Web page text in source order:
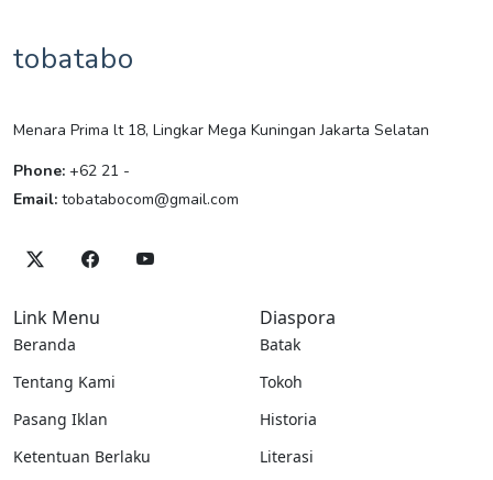
tobatabo
Menara Prima lt 18, Lingkar Mega Kuningan Jakarta Selatan
Phone: +62 21 -
Email: tobatabocom@gmail.com
Link Menu
Beranda
Tentang Kami
Pasang Iklan
Ketentuan Berlaku
Diaspora
Batak
Tokoh
Historia
Literasi